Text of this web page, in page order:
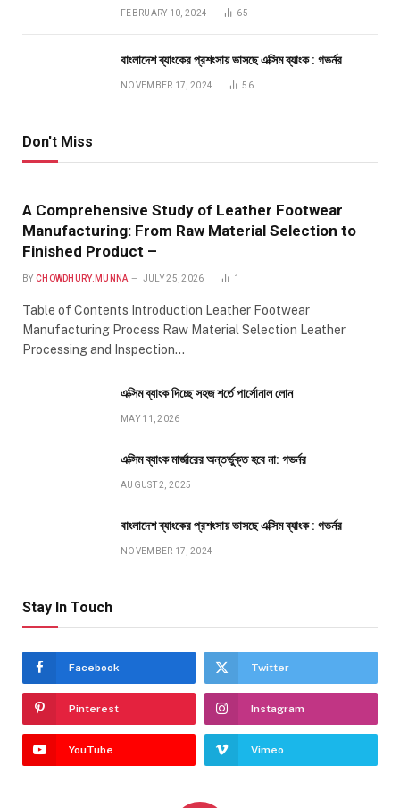
FEBRUARY 10, 2024 65
বাংলাদেশ ব্যাংকের প্রশংসায় ভাসছে এক্সিম ব্যাংক : গভর্নর
NOVEMBER 17, 2024 56
Don't Miss
A Comprehensive Study of Leather Footwear
Manufacturing: From Raw Material Selection to
Finished Product –
BY CHOWDHURY.MUNNA JULY 25, 2026 1
Table of Contents Introduction Leather Footwear
Manufacturing Process Raw Material Selection Leather
Processing and Inspection…
এক্সিম ব্যাংক দিচ্ছে সহজ শর্তে পার্সোনাল লোন
MAY 11, 2026
এক্সিম ব্যাংক মার্জারের অন্তর্ভুক্ত হবে না: গভর্নর
AUGUST 2, 2025
বাংলাদেশ ব্যাংকের প্রশংসায় ভাসছে এক্সিম ব্যাংক : গভর্নর
NOVEMBER 17, 2024
Stay In Touch
Facebook Twitter
Pinterest Instagram
YouTube Vimeo